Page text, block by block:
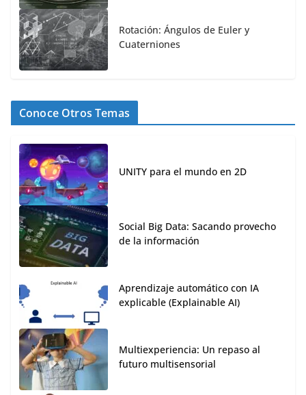
Rotación: Ángulos de Euler y
Cuaterniones
Conoce Otros Temas
UNITY para el mundo en 2D
Social Big Data: Sacando provecho
de la información
Aprendizaje automático con IA
explicable (Explainable AI)
Multiexperiencia: Un repaso al
futuro multisensorial